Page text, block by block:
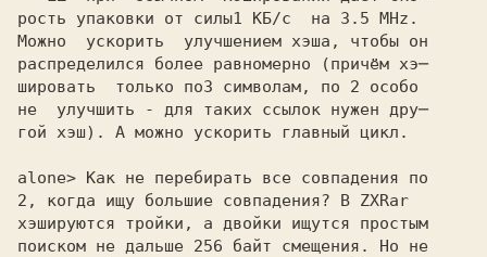
рость упаковки от силы
Можно  ускорить  улучшением хэша, чтобы он
распределился более равномерно (причём хэ─
шировать  только по
не  улучшить - для таких ссылок нужен дру─
гой хэш). А можно ускорить главный цикл.
alone> Как не перебирать все совпадения по
2, когда ищу большие совпадения? В ZXRar
хэшируются тройки, а двойки ищутся простым
поиском не дальше 256 байт смещения. Но не